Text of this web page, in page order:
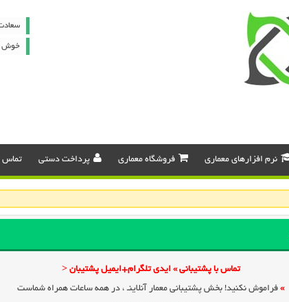
خوش
نرم افزارهای معماری فروشگاه معماری پرداخت دستی تماس با
تماس با پشتیبانی » ایدی تلگرام+ایمیل پشتیبان <
» فراموش نکنید! بخش پشتیبانی معمار آنلاینـ ، در همه ساعات همراه شماست